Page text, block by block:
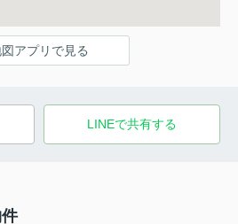
アプリで見る
LINEで共有する